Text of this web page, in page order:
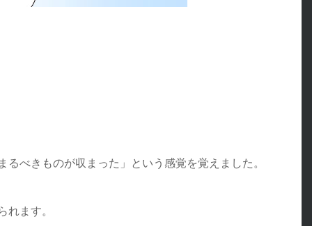
べきものが収まった」という感覚を覚えました。
れます。